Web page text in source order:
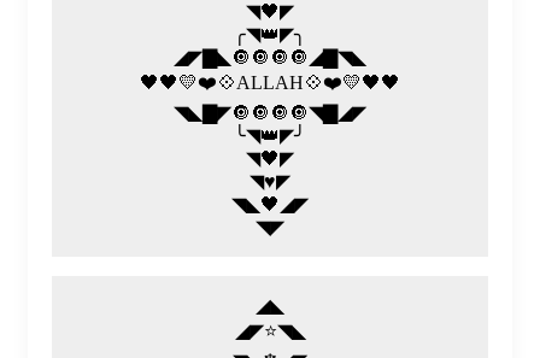
◥🖤◤
╭◥👑◤╮
◢◤▇◣🔘🔘🔘🔘◢▇◥◣
🖤🖤💛❤️💠ALLAH💠❤️💛🖤🖤
◥◣▇◤🔘🔘🔘🔘◥▇◢◤
╰◥👑◤╯
◥🖤◤
◥♥️◤
◥◣🖤◢◤
◥◤
◢◣
◢◤⭐◥◣